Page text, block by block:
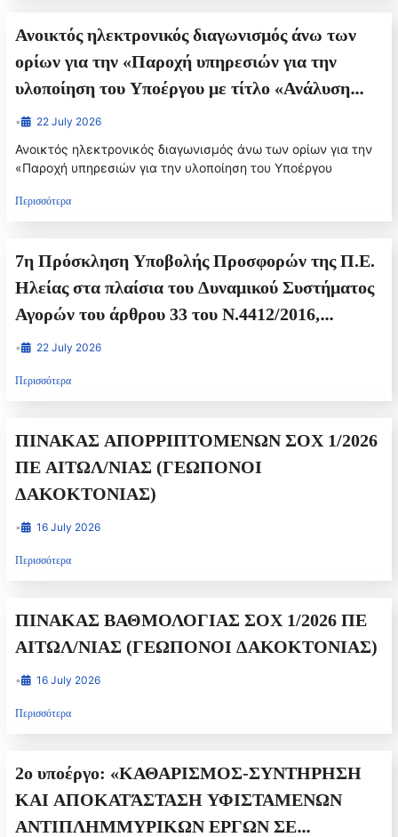
Ανοικτός ηλεκτρονικός διαγωνισμός άνω των
ορίων για την «Παροχή υπηρεσιών για την
υλοποίηση του Υποέργου με τίτλο «Ανάλυση
Υφιστάμενης Κατάστασης – Καλές Πρακτικές –
Διασυνοριακές Στρατηγικές και Σχέδια –
Εξειδικευμένα Συστήματα για την Περιοχή
• 22 July 2026
Ανοικτός ηλεκτρονικός διαγωνισμός άνω των ορίων για την
«Παροχή υπηρεσιών για την υλοποίηση του Υποέργου
Περισσότερα
7η Πρόσκληση Υποβολής Προσφορών της Π.Ε.
Ηλείας στα πλαίσια του Δυναμικού Συστήματος
Αγορών του άρθρου 33 του Ν.4412/2016,
τετραετούς διάρκειας (2024-2028), για την
Περιφερειακής Ενότητας Ηλείας για το σχολικό
έτος 2026-2027
• 22 July 2026
Περισσότερα
ΠΙΝΑΚΑΣ ΑΠΟΡΡΙΠΤΟΜΕΝΩΝ ΣΟΧ 1/2026
ΠΕ ΑΙΤΩΛ/ΝΙΑΣ (ΓΕΩΠΟΝΟΙ
ΔΑΚΟΚΤΟΝΙΑΣ)
• 16 July 2026
Περισσότερα
ΠΙΝΑΚΑΣ ΒΑΘΜΟΛΟΓΙΑΣ ΣΟΧ 1/2026 ΠΕ
ΑΙΤΩΛ/ΝΙΑΣ (ΓΕΩΠΟΝΟΙ ΔΑΚΟΚΤΟΝΙΑΣ)
• 16 July 2026
Περισσότερα
2ο υποέργο: «ΚΑΘΑΡΙΣΜΟΣ-ΣΥΝΤΗΡΗΣΗ
ΚΑΙ ΑΠΟΚΑΤΆΣΤΑΣΗ ΥΦΙΣΤΑΜΕΝΩΝ
ΑΝΤΙΠΛΗΜΜΥΡΙΚΩΝ ΕΡΓΩΝ ΣΕ